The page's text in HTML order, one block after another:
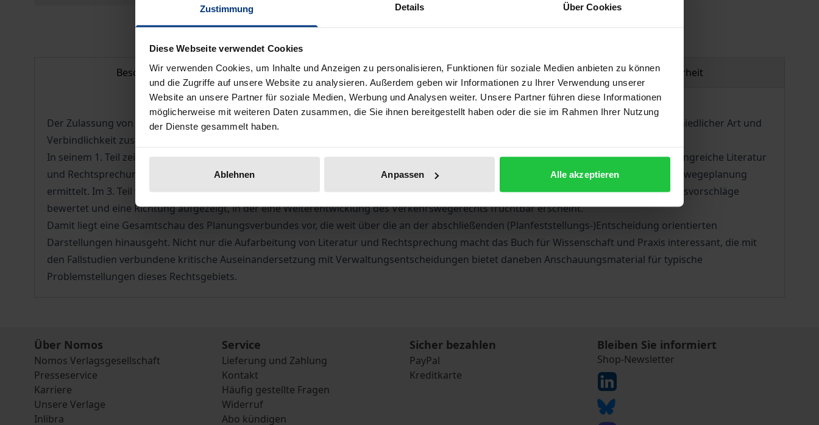
Zustimmung Details Über Cookies
Diese Webseite verwendet Cookies
Wir verwenden Cookies, um Inhalte und Anzeigen zu personalisieren, Funktionen für soziale Medien anbieten zu können
und die Zugriffe auf unsere Website zu analysieren. Außerdem geben wir Informationen zu Ihrer Verwendung unserer
Website an unsere Partner für soziale Medien, Werbung und Analysen weiter. Unsere Partner führen diese Informationen
möglicherweise mit weiteren Daten zusammen, die Sie ihnen bereitgestellt haben oder die sie im Rahmen Ihrer Nutzung
der Dienste gesammelt haben.
Ablehnen Anpassen Alle akzeptieren
Hinweise zu Versandkosten
Beschreibung Bibliografische Angaben Produktsicherheit
Der Zulassung von Bundesverkehrswegen ist ein komplexer Entscheidungsprozess vorgelagert, der sich aus Teilentscheidungen unterschiedlicher Art und
Verbindlichkeit zusammensetzt.
In seinem 1. Teil zeichnet das Buch die Verknüpfung der Elemente des Zulassungsprozesses zu einem Ganzen nach. Hierfür wird die umfangreiche Literatur
und Rechtsprechung zu diesem Thema aufgearbeitet. In einem 2. Teil wird anhand von Fallstudien der Ist-Zustand der Praxis der Verkehrswegeplanung
ermittelt. Im 3. Teil wendet sich das Buch der Fortentwicklung des Rechts zu: Anhand eines Kriterienkataloges werden bestehende Lösungsvorschläge
bewertet und eine Richtung aufgezeigt, in der eine Weiterentwicklung des Verkehrswegerechts fruchtbar erscheint.
Damit liegt eine Gesamtschau des Planungsverbundes vor, die weit über die an der abschließenden (Planfeststellungs-)Entscheidung orientierten
Darstellungen hinausgeht. Nicht nur die Aufarbeitung von Literatur und Rechtsprechung macht das Buch für Wissenschaft und Praxis interessant, die mit
den Fallstudien verbundene kritische Auseinandersetzung mit Verwaltungsentscheidungen bietet daneben Anschauungsmaterial für typische
Problemstellungen dieses Rechtsgebiets.
Über Nomos
Nomos Verlagsgesellschaft
Presseservice
Karriere
Unsere Verlage
Inlibra
Service
Lieferung und Zahlung
Kontakt
Häufig gestellte Fragen
Widerruf
Abo kündigen
Sicher bezahlen
PayPal
Kreditkarte
Bleiben Sie informiert
Shop-Newsletter